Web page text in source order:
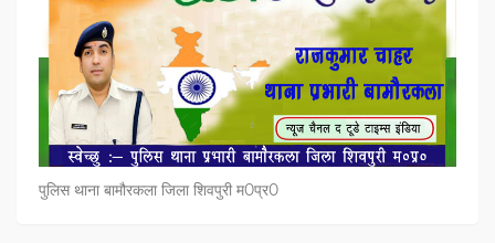
पुलिस थाना बामौरकला जिला शिवपुरी म0प्र0